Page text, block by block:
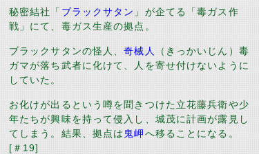
秘密結社「 ブラックサタン 」が企てる「毒ガス作
戦」にて、毒ガス生産の拠点。
ブラックサタンの怪人、奇械人 （きっかいじん） 毒
ガマが落ち武者に化けて、人を寄せ付けないように
していた。
お化けが出るという噂を聞きつけた立花藤兵衛や少
年たちが興味を持って侵入し、城茂に計画が露見し
てしまう。結果、拠点は 鬼岬へ移ることになる。
[ ＃ 19]